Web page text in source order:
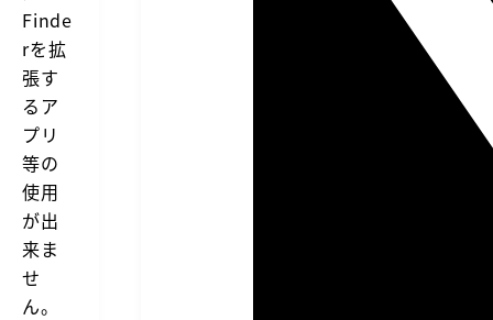
Finde
rを拡
張す
るア
プリ
等の
使用
が出
来ま
せ
ん。